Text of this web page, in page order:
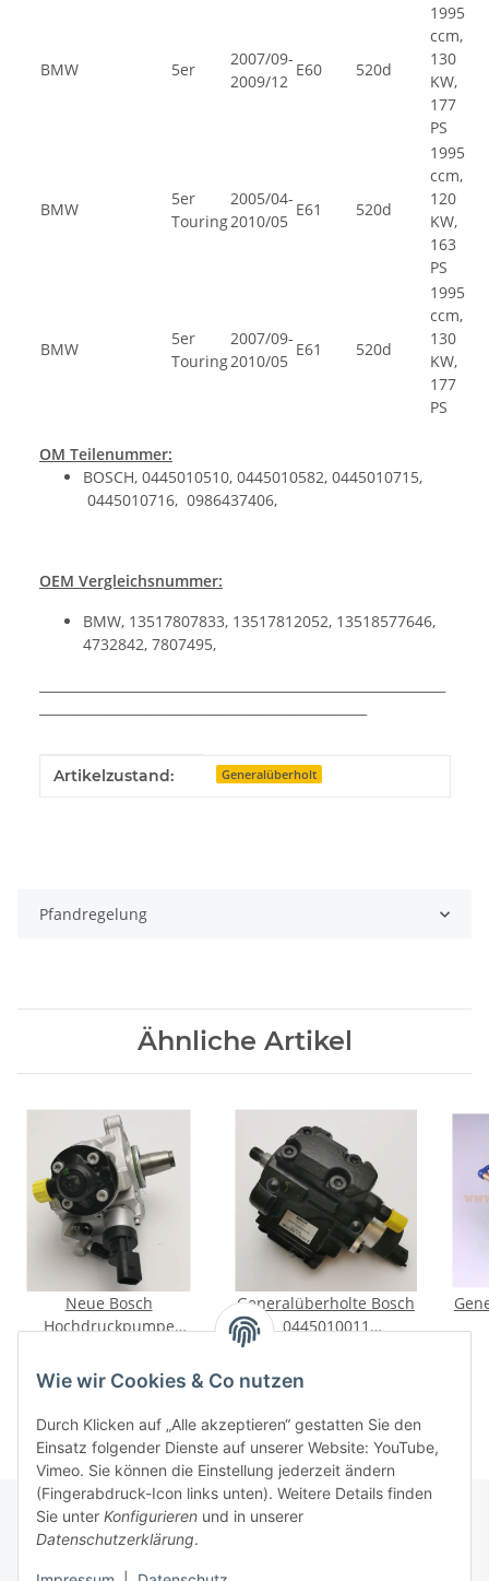
Wie wir Cookies & Co nutzen
Durch Klicken auf „Alle akzeptieren“ gestatten Sie den
Einsatz folgender Dienste auf unserer Website: YouTube,
Vimeo. Sie können die Einstellung jederzeit ändern
(Fingerabdruck-Icon links unten). Weitere Details finden
Sie unter Konfigurieren und in unserer
Datenschutzerklärung.
BMW 5er
2007/09-
2009/12
E60 520d
1995
ccm,
130
KW,
177
PS
BMW
5er
Touring
2005/04-
2010/05
E61 520d
1995
ccm,
120
KW,
163
PS
BMW
5er
Touring
2007/09-
2010/05
E61 520d
1995
ccm,
130
KW,
177
PS
OM Teilenummer:
BOSCH, 0445010510, 0445010582, 0445010715,
0445010716, 0986437406,
OEM Vergleichsnummer:
BMW, 13517807833, 13517812052, 13518577646,
4732842, 7807495,
Produkteigenschaft
Wert
Artikelzustand: Generalüberholt
Pfandregelung
Ähnliche Artikel
Neue Bosch
Hochdruckpumpe
520d E60 E61 Touring
120/130kW
Generalüberholte Bosch
0445010011
Einspritzpumpe für
Land Rover Freelander /
Rover 75 / MG ZT 2.0